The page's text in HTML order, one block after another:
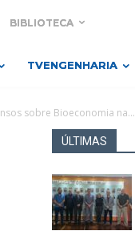
BIBLIOTECA
TVENGENHARIA
sobre Bioeconomia na...
ÚLTIMAS